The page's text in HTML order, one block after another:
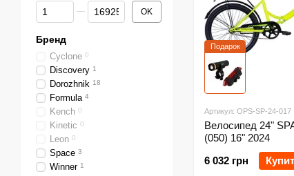
Подарок
Артикул: OPS-SP-24-017
Велосипед 24"
(050) 16" 2024
6 032 грн
От Цена, грн
До Цена, грн OK
Бренд
Cyclone 0
Discovery 1
Dorozhnik 18
Formula 4
Kench 0
Kinetic 0
Leon 0
Space 3
Winner 1